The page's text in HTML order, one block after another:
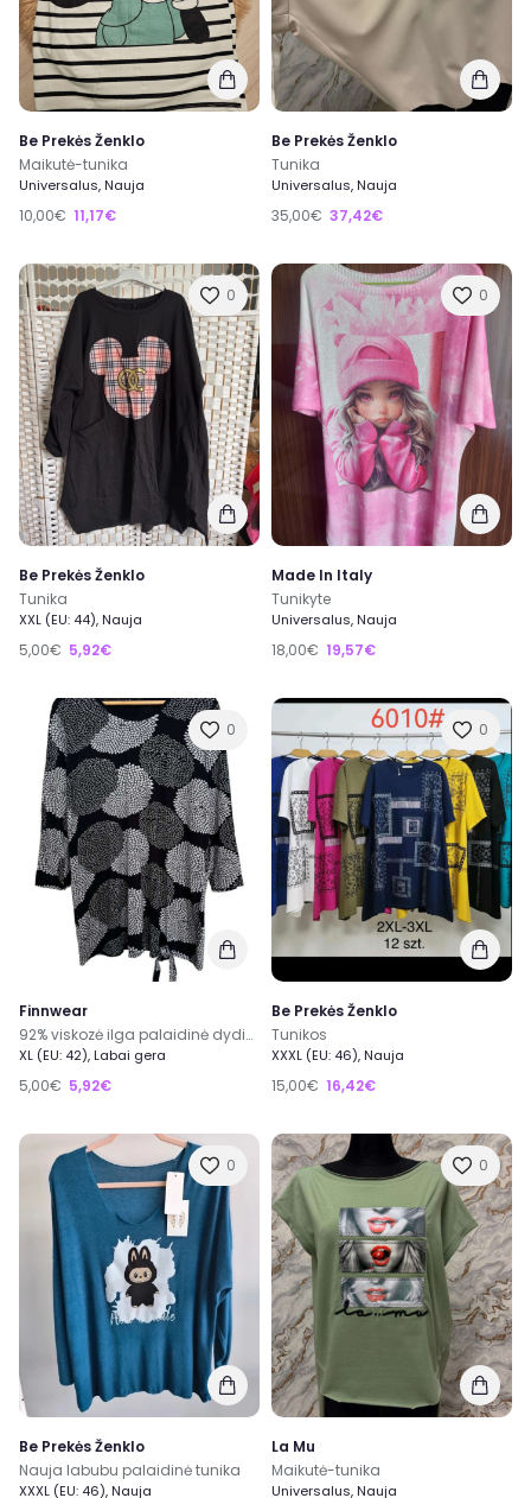
Be Prekės Ženklo
Maikutė-tunika
Universalus, Nauja
10,00€ 11,17€
Be Prekės Ženklo
Tunika
Universalus, Nauja
35,00€ 37,42€
0
Be Prekės Ženklo
Tunika
XXL (EU: 44), Nauja
5,00€ 5,92€
0
Made In Italy
Tunikyte
Universalus, Nauja
18,00€ 19,57€
0
Finnwear
92% viskozė ilga palaidinė dydis XL 48/50
XL (EU: 42), Labai gera
5,00€ 5,92€
0
Be Prekės Ženklo
Tunikos
XXXL (EU: 46), Nauja
15,00€ 16,42€
0
Be Prekės Ženklo
Nauja labubu palaidinė tunika
XXXL (EU: 46), Nauja
0
La Mu
Maikutė-tunika
Universalus, Nauja